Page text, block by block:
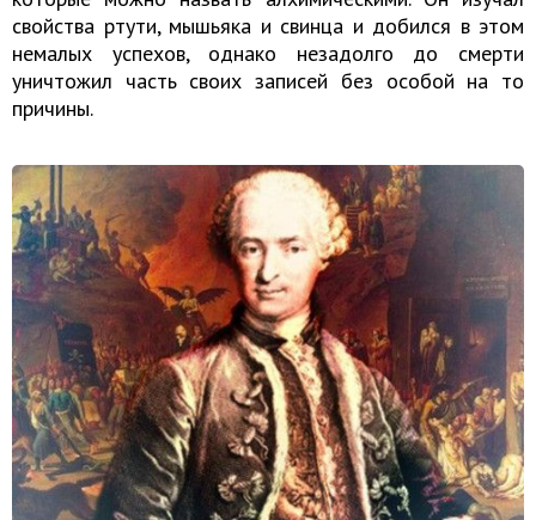
свойства ртути, мышьяка и свинца и добился в этом
немалых успехов, однако незадолго до смерти
уничтожил часть своих записей без особой на то
причины.